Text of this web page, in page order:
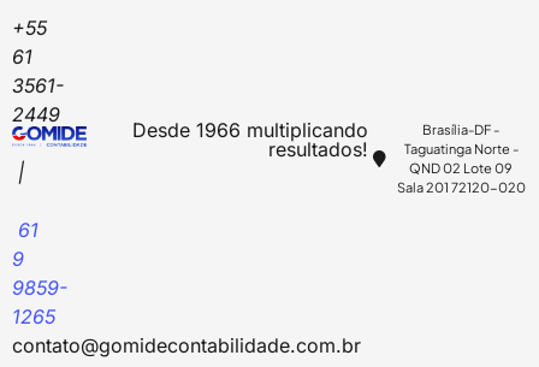
Desde 1966 multiplicando
resultados!
Brasília-DF -
Taguatinga Norte -
QND 02 Lote 09
Sala 201 72120-020
+55
61
3561-
2449
|
61
9
9859-
1265
contato@gomidecontabilidade.com.br